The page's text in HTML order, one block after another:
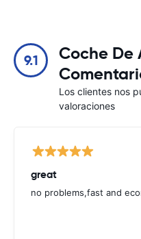
9.1
Coche De
Los clientes nos
valoraciones
great
no problems,fast and